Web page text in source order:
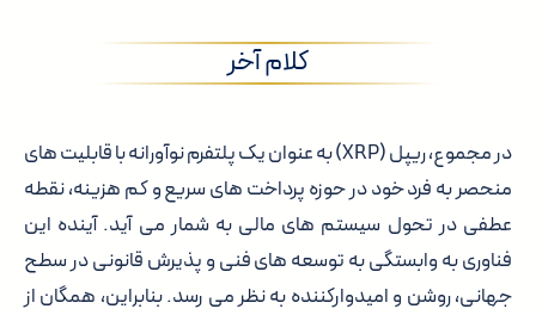
کلام آخر
در مجموع، ریپل (XRP) به عنوان یک پلتفرم نوآورانه با قابلیت های
منحصر به فرد خود در حوزه پرداخت های سریع و کم هزینه، نقطه
عطفی در تحول سیستم های مالی به شمار می آید. آینده این
فناوری به وابستگی به توسعه های فنی و پذیرش قانونی در سطح
جهانی، روشن و امیدوارکننده به نظر می رسد. بنابراین، همگان از